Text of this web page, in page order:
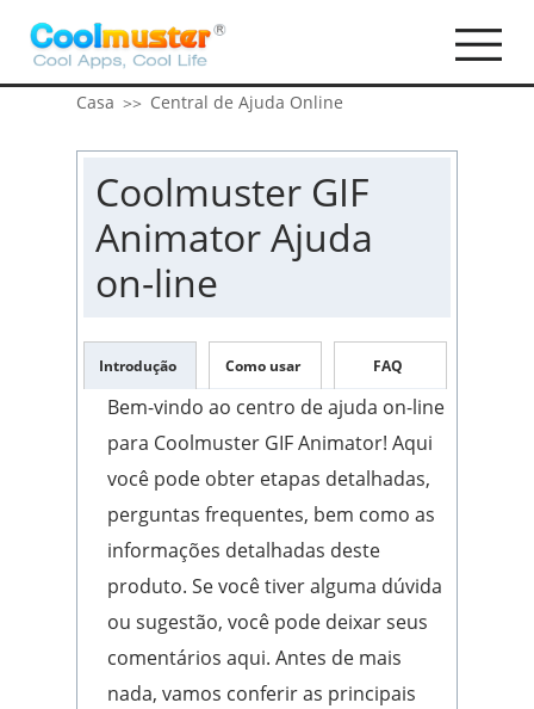
Casa >> Central de Ajuda Online
Coolmuster GIF
Animator Ajuda
on-line
Introdução Como usar FAQ
Bem-vindo ao centro de ajuda on-line
para Coolmuster GIF Animator! Aqui
você pode obter etapas detalhadas,
perguntas frequentes, bem como as
informações detalhadas deste
produto. Se você tiver alguma dúvida
ou sugestão, você pode deixar seus
comentários aqui. Antes de mais
nada, vamos conferir as principais